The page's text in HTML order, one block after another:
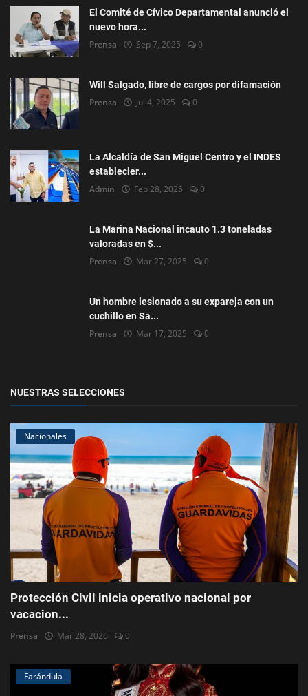
El Comité de Cívico Departamental anunció el
nuevo hora...
Prensa Sep 7, 2025 0
Will Salgado, libre de cargos por difamación
Prensa Jul 4, 2025 0
La Alcaldía de San Miguel Centro y el INDES
establecier...
Admin Feb 28, 2025 0
La Marina Nacional incauto 1.3 toneladas
valoradas en $...
Prensa Mar 27, 2025 0
Un hombre lesionado a su expareja con un
cuchillo en Sa...
Prensa Mar 17, 2025 0
NUESTRAS SELECCIONES
Nacionales
Protección Civil inicia operativo nacional por
vacacion...
Prensa Mar 28, 2026 0
Farándula